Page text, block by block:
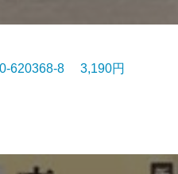
620368-8 3,190円